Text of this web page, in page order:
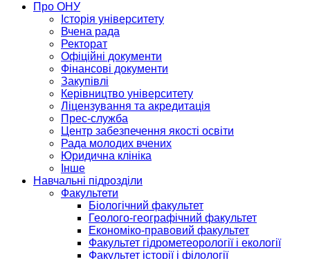
Про ОНУ
Історія університету
Вчена рада
Ректорат
Офіційні документи
Фінансові документи
Закупівлі
Керівництво університету
Ліцензування та акредитація
Прес-служба
Центр забезпечення якості освіти
Рада молодих вчених
Юридична клініка
Інше
Навчальні підрозділи
Факультети
Біологічний факультет
Геолого-географічний факультет
Економіко-правовий факультет
Факультет гідрометеорології і екології
Факультет історії і філології